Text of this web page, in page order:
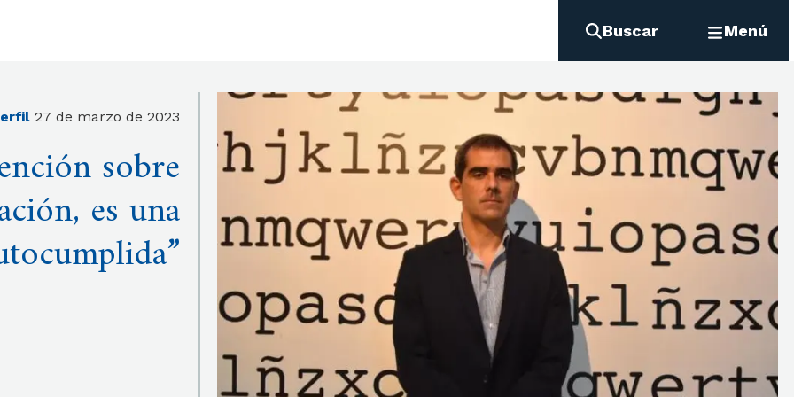
Buscar Menú
27 de marzo de 2023
sobre
es una